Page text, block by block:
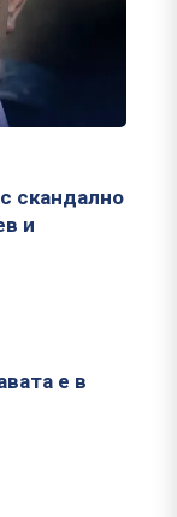
скандално
и
е в